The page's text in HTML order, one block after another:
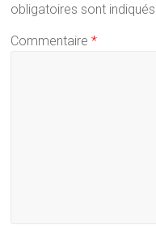
obligatoires sont
Commentaire*